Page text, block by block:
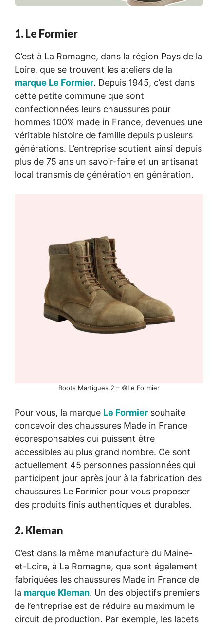
1. Le Formier
C’est à La Romagne, dans la région Pays de la
Loire, que se trouvent les ateliers de la
marque Le Formier. Depuis 1945, c’est dans
cette petite commune que sont
confectionnées leurs chaussures pour
hommes 100% made in France, devenues une
véritable histoire de famille depuis plusieurs
générations. L’entreprise soutient ainsi depuis
plus de 75 ans un savoir-faire et un artisanat
local transmis de génération en génération.
Boots Martigues 2 – ©Le Formier
Pour vous, la marque Le Formier souhaite
concevoir des chaussures Made in France
écoresponsables qui puissent être
accessibles au plus grand nombre. Ce sont
actuellement 45 personnes passionnées qui
participent jour après jour à la fabrication des
chaussures Le Formier pour vous proposer
des produits finis authentiques et durables.
2. Kleman
C’est dans la même manufacture du Maine-
et-Loire, à La Romagne, que sont également
fabriquées les chaussures Made in France de
la marque Kleman. Un des objectifs premiers
de l’entreprise est de réduire au maximum le
circuit de production. Par exemple, les lacets